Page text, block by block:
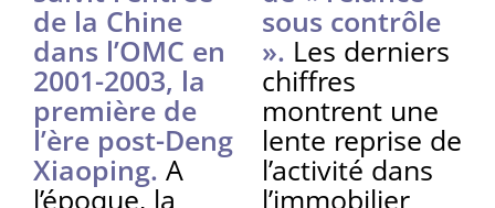
de la Chine
dans l’OMC en
2001-2003, la
première de
l’ère post-Deng
Xiaoping. A
l’époque, la
sous contrôle
». Les derniers
chiffres
montrent une
lente reprise de
l’activité dans
l’immobilier